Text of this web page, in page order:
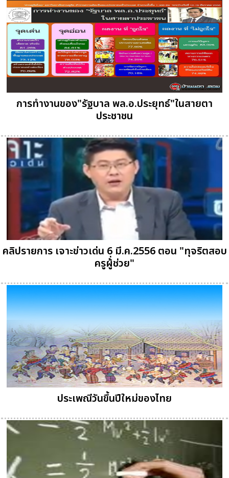
การทำงานของ"รัฐบาล พล.อ.ประยุทธ์"ในสายตา
ประชาชน
คลิปรายการ เจาะข่าวเด่น 6 มี.ค.2556 ตอน "ทุจริตสอบ
ครูผู้่ช่วย"
ประเพณีวันขึ้นปีใหม่ของไทย